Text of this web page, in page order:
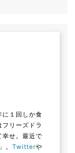
に１回しか食
リーズドラ
幸せ。最近で
。Twitterや